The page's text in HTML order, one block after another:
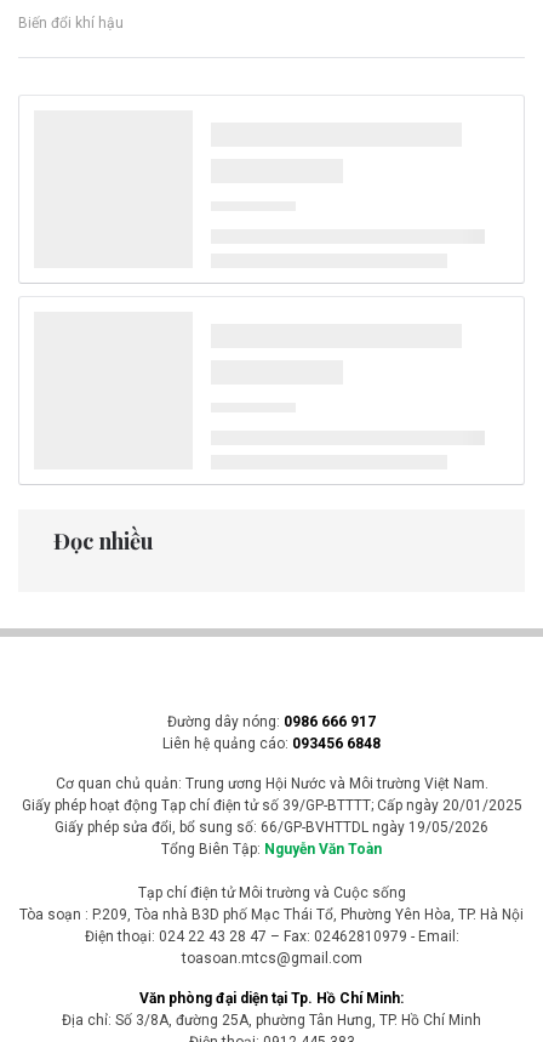
Biến đổi khí hậu
Đọc nhiều
Đường dây nóng: 0986 666 917
Liên hệ quảng cáo: 093456 6848
Cơ quan chủ quản: Trung ương Hội Nước và Môi trường Việt Nam.
Giấy phép hoạt động Tạp chí điện tử số 39/GP-BTTTT; Cấp ngày 20/01/2025
Giấy phép sửa đổi, bổ sung số: 66/GP-BVHTTDL ngày 19/05/2026
Tổng Biên Tập: Nguyễn Văn Toàn
Tạp chí điện tử Môi trường và Cuộc sống
Tòa soạn : P.209, Tòa nhà B3D phố Mạc Thái Tổ, Phường Yên Hòa, TP. Hà Nội
Điện thoại: 024 22 43 28 47 – Fax: 02462810979 - Email:
toasoan.mtcs@gmail.com
Văn phòng đại diện tại Tp. Hồ Chí Minh:
Địa chỉ: Số 3/8A, đường 25A, phường Tân Hưng, TP. Hồ Chí Minh